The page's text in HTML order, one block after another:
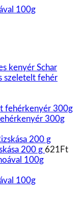
100g
Schar
szeletelt fehér
300g
200 g 621 Ft
100g